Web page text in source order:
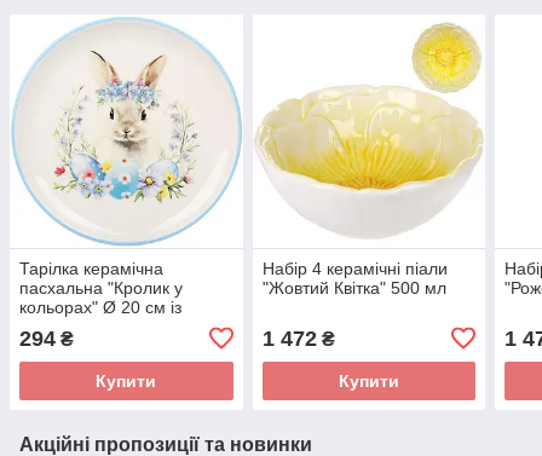
Тарілка керамічна
пасхальна "Кролик у
кольорах" Ø 20 см із
294 ₴
Купити
Набір 4 керамічні піали
"Жовтий Квітка" 500 мл
1 472₴
Купити
1
Акційні пропозиції та новинки